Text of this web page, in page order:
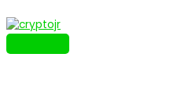
al
PRINCIPAL